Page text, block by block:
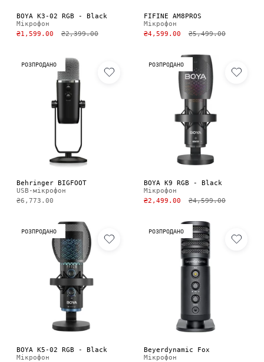
BOYA K3-02 RGB - Black
Мікрофон
₴1,599.00
₴2,399.00
FIFINE AM8PROS
Мікрофон
₴4,599.00
₴5,499.00
РОЗПРОДАНО
Behringer BIGFOOT
USB-мікрофон
₴6,773.00
РОЗПРОДАНО
BOYA K9 RGB - Black
Мікрофон
₴2,499.00
₴4,599.00
РОЗПРОДАНО
BOYA K5-02 RGB - Black
Мікрофон
РОЗПРОДАНО
Beyerdynamic Fox
Мікрофон